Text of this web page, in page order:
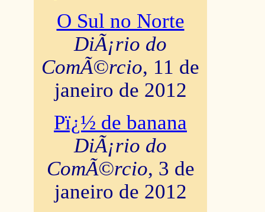
O Sul no Norte
DiÃ¡rio do
ComÃ©rcio, 11 de
janeiro de 2012
Pï¿½ de banana
DiÃ¡rio do
ComÃ©rcio, 3 de
janeiro de 2012